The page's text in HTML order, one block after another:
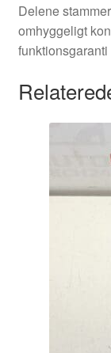
Delene
omhyggeligt
funktionsgaranti